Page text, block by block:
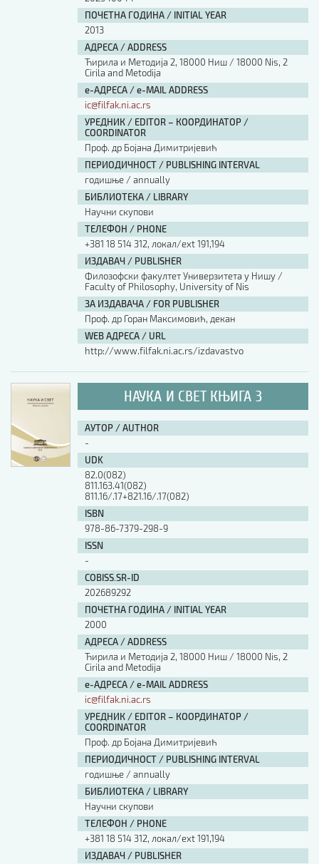
ПОЧЕТНА ГОДИНА / INITIAL YEAR
2013
АДРЕСА / ADDRESS
Ћирила и Методија 2, 18000 Ниш / 18000 Nis, 2
Cirila and Metodija
е-АДРЕСА / e-MAIL ADDRESS
ic@filfak.ni.ac.rs
УРЕДНИК / EDITOR – КООРДИНАТОР /
COORDINATOR
Проф. др Бојана Димитријевић
ПЕРИОДИЧНОСТ / PUBLISHING INTERVAL
годишње / annually
БИБЛИОТЕКА / LIBRARY
Научни скупови
ТЕЛЕФОН / PHONE
+381 18 514 312, локал/ext 191,194
ИЗДАВАЧ / PUBLISHER
Филозофски факултет Универзитета у Нишу /
Faculty of Philosophy, University of Nis
ЗА ИЗДАВАЧА / FOR PUBLISHER
Проф. др Горан Максимовић, декан
WEB АДРЕСА / URL
http://www.filfak.ni.ac.rs/izdavastvo
НАУКА И СВЕТ КЊИГА 3
АУТОР / AUTHOR
-
UDK
82.0(082)
811.163.41(082)
811.16/.17+821.16/.17(082)
ISBN
978-86-7379-298-9
ISSN
-
COBISS.SR-ID
202689292
ПОЧЕТНА ГОДИНА / INITIAL YEAR
2000
АДРЕСА / ADDRESS
Ћирила и Методија 2, 18000 Ниш / 18000 Nis, 2
Cirila and Metodija
е-АДРЕСА / e-MAIL ADDRESS
ic@filfak.ni.ac.rs
УРЕДНИК / EDITOR – КООРДИНАТОР /
COORDINATOR
Проф. др Бојана Димитријевић
ПЕРИОДИЧНОСТ / PUBLISHING INTERVAL
годишње / annually
БИБЛИОТЕКА / LIBRARY
Научни скупови
ТЕЛЕФОН / PHONE
+381 18 514 312, локал/ext 191,194
ИЗДАВАЧ / PUBLISHER